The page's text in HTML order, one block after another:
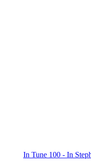
In Tune 100 - In